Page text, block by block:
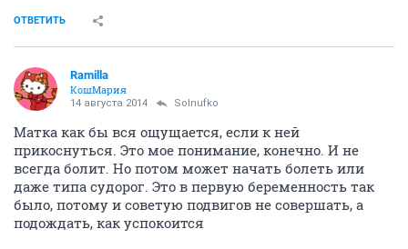
ОТВЕТИТЬ
Ramilla
КошМария
14 августа 2014 Solnufko
Матка как бы вся ощущается, если к ней
прикоснуться. Это мое понимание, конечно. И не
всегда болит. Но потом может начать болеть или
даже типа судорог. Это в первую беременность так
было, потому и советую подвигов не совершать, а
подождать, как успокоится